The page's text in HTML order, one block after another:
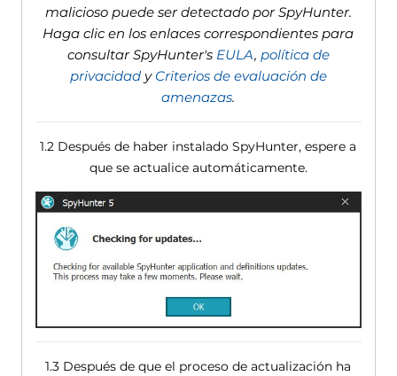
malicioso puede ser detectado por SpyHunter.
Haga clic en los enlaces correspondientes para
consultar SpyHunter's EULA, política de
privacidady Criterios de evaluación de
amenazas.
1.2 Después de haber instalado SpyHunter, espere a
que se actualice automáticamente.
1.3 Después de que el proceso de actualización ha